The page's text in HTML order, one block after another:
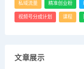
私域流量 精准创业粉
视频号分成计划 课程
文章展示